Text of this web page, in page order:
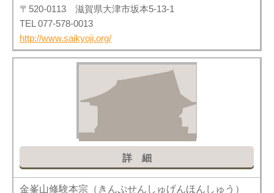
〒520-0113 滋賀県大津市坂本5-13-1
TEL 077-578-0013
http://www.saikyoji.org/
詳細
金峯山修験本宗（きんぷせんしゅげんほんしゅう）